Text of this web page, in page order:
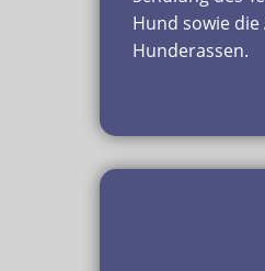
Hund sowie
Hunderassen.